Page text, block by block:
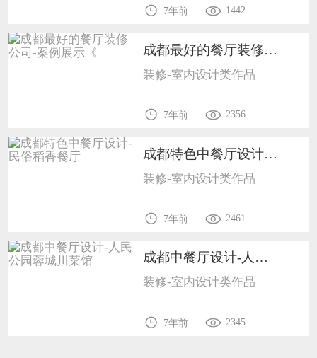
7年前 1442
成都最好的餐厅装修公司-案例展示《1702
装修-室内设计类作品
7年前 2356
成都特色中餐厅设计-民俗稻香餐厅1702
装修-室内设计类作品
7年前 2461
成都中餐厅设计-人民公园蓉城川菜馆1702
装修-室内设计类作品
7年前 2345